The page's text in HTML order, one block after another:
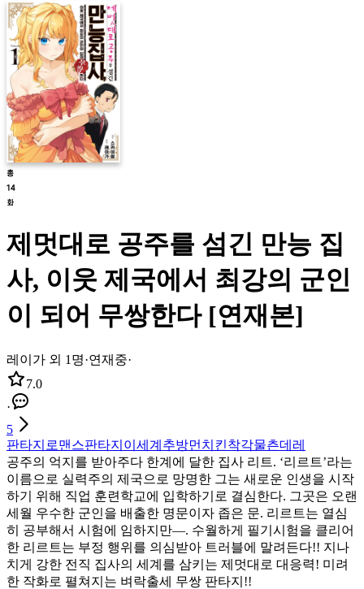
제멋대로 공주를 섬긴 만능 집
사, 이웃 제국에서 최강의 군인
이 되어 무쌍한다 [연재본]
레이가 외 1명·연재중·
7.0
·
5
판타지 로맨스판타지 이세계 추방먼치킨착각물츤데레
공주의 억지를 받아주다 한계에 달한 집사 리트. ‘리르트’라는
이름으로 실력주의 제국으로 망명한 그는 새로운 인생을 시작
하기 위해 직업 훈련학교에 입학하기로 결심한다. 그곳은 오랜
세월 우수한 군인을 배출한 명문이자 좁은 문. 리르트는 열심
히 공부해서 시험에 임하지만―. 수월하게 필기시험을 클리어
한 리르트는 부정 행위를 의심받아 트러블에 말려든다!! 지나
치게 강한 전직 집사의 세계를 삼키는 제멋대로 대응력! 미려
한 작화로 펼쳐지는 벼락출세 무쌍 판타지!!